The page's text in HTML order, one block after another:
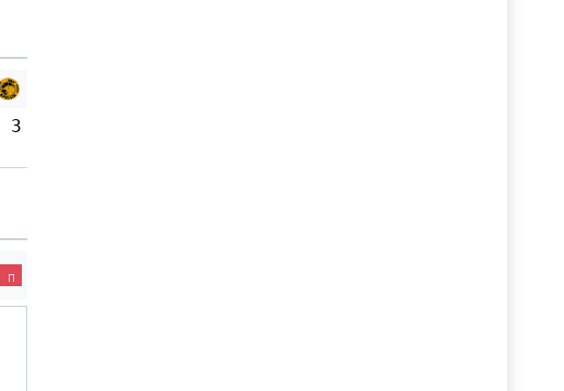
3
п